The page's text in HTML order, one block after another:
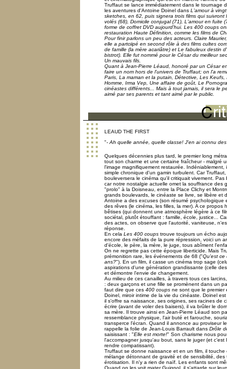
Truffaut se lance immédiatement dans le tournage
les aventures d'Antoine Doinel dans L'amour à
sketches, en 62, puis signera trois films qui
volés (68), Domicile conjugal(71), L'amour en fuite
forme de coffret DVD aujourd'hui. Les 400 coups
restauration Haute Définition, comme les films de
Pour finir parlons un peu des acteurs. Claire
elle a partciipé en second rôle à des films cultes
de famille (la mère acariâtre) et Le fabuleux destin
bistrot). Elle fut nommé pour le César du meilleur
Un mauvais fils
Quant à Jean-Pierre Léaud, honoré par un César
faire un nom hors de l'univers de Truffaut; on l'a
Paris, La maman et la putain, Détective, Les Keufs,
Homme, Irma Vep, Une affaire de goût, Le
cinéastes différents... Mais à tout jamais, il sera le
aimé par ses parents et tant aimé par le public.
LEAUD THE FIRST
"- Ah quelle année, quelle classe! J'en ai connu
Quelques décennies plus tard, le premier long
tout son charme et une certaine fraîcheur - malgré
l'image magnifiquement restaurée. Indéniablement,
simple chronique d'un gamin turbulent. Car
bouleversera le cinéma qu'il critiquait vivement.
car notre nostalgie actuelle omet la souffrance des
"prolo" à la Doisneau, entre la Place Clichy et
grands boulevards, le cinéaste se livre, se libère et
Antoine a des excuses (son résumé
des rêves (le cinéma, les filles, la mer). A ce propos
bêtises (qui donnent une atmosphère légère à ce
sociétal, plutôt étouffant : famille, école, justice...
des actes, on observe que l'autorité, vaniteuse,
réponse.
En cela Les 400 coups trouve toujours un écho
encore des méfaits de la pure répression, voici un
d'école, le père, la mère, le juge, tous abîment
On ne regrette pas cette époque liberticide. Mais
prémonition rare, les événements de 68 ("Qu'est ce
ans?"). En un film, il casse un cinéma trop sage
aspirations d'une génération grandissante (celle
et démontre l'envie de changement.
Au milieu de ces canailles, à travers tous ces
: deux garçons et une fille se promènent dans un
faut dire que ces 400 coups ne sont que le premier
Doinel, miroir intime de la vie du cinéaste. Doinel
il s'offre sa naissance, ses origines, ses racines de
écrire (avant de voler des baisers), il va brûler le
sa mère. Il trouve ainsi en Jean-Pierre Léaud son
ressemblance physique, l'air buté et farouche,
transperce l'écran. Quand il annonce au proviseur
rappelle la folie de Jean-Louis Barrault dans Drôle
saisissant : "Elle est morte!" Son charisme nous
l'accompagner jusqu'au bout, sans le juger (et
rendre compatissant).
Truffaut se donne naissance et en un film, il
mélange détonnant de gravité et de sensibilité,
érotisation. Il n'y a rien de naïf. Les enfants sont
Quand on les voit mater Guignol, il s'attarde sur